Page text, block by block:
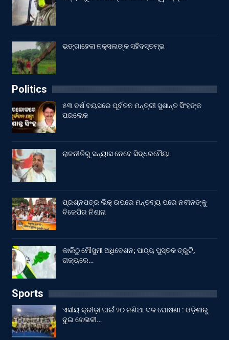
ଭଙ୍ଗାହେଲା ନକ୍ସଲଙ୍କ ସହିଦସ୍ତମ୍ଭ
Politics
୫୩ ବର୍ଷ ବୟସରେ ପୂର୍ବତନ ମନ୍ତ୍ରୀ ସୁଶାନ୍ତ ସିଂହଙ୍କ
ପରଲୋକ
ରାଜନୀତିରୁ ସନ୍ୟାସ ନେବେ ସିଦ୍ଧରମୈୟା
ପ୍ରଶ୍ନପତ୍ର ଲିକ୍ ଉପରେ ମନ୍ତବ୍ୟ ପରେ ନବୀନଙ୍କୁ
ବିଜେପିର ନିଶାନା
କାଲିଠୁ ମୌସୁମୀ ଅଧିବେଶନ; ପାଠ୍ୟ ପୁସ୍ତକ ତ୍ରୁଟି,
ରାଜ୍ୟରେ…
Sports
ଏସୀୟ କ୍ରୀଡ଼ା ପାଇଁ ୨୦ ଜଣିଆ ଦଳ ଘୋଷଣା : ଓଡ଼ିଶାରୁ
ଦୁଇ ଖେଳାଳୀ…